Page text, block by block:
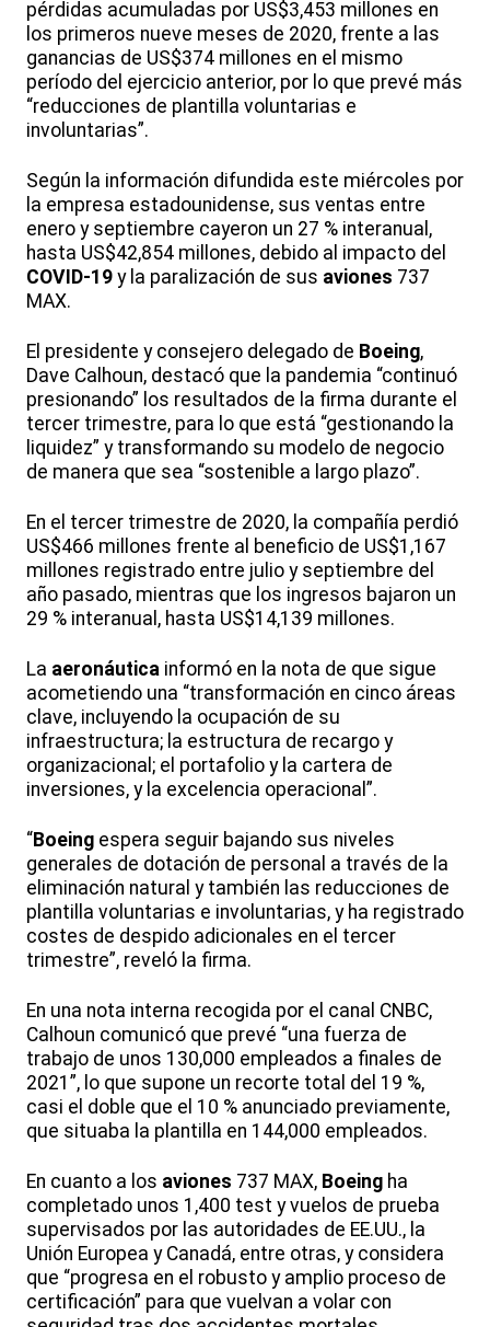
pérdidas acumuladas por US$3,453 millones en
los primeros nueve meses de 2020, frente a las
ganancias de US$374 millones en el mismo
período del ejercicio anterior, por lo que prevé más
“reducciones de plantilla voluntarias e
involuntarias”.
Según la información difundida este miércoles por
la empresa estadounidense, sus ventas entre
enero y septiembre cayeron un 27 % interanual,
hasta US$42,854 millones, debido al impacto del
COVID-19 y la paralización de sus aviones 737
MAX.
El presidente y consejero delegado de Boeing,
Dave Calhoun, destacó que la pandemia “continuó
presionando” los resultados de la firma durante el
tercer trimestre, para lo que está “gestionando la
liquidez” y transformando su modelo de negocio
de manera que sea “sostenible a largo plazo”.
En el tercer trimestre de 2020, la compañía perdió
US$466 millones frente al beneficio de US$1,167
millones registrado entre julio y septiembre del
año pasado, mientras que los ingresos bajaron un
29 % interanual, hasta US$14,139 millones.
La aeronáutica informó en la nota de que sigue
acometiendo una “transformación en cinco áreas
clave, incluyendo la ocupación de su
infraestructura; la estructura de recargo y
organizacional; el portafolio y la cartera de
inversiones, y la excelencia operacional”.
“Boeing espera seguir bajando sus niveles
generales de dotación de personal a través de la
eliminación natural y también las reducciones de
plantilla voluntarias e involuntarias, y ha registrado
costes de despido adicionales en el tercer
trimestre”, reveló la firma.
En una nota interna recogida por el canal CNBC,
Calhoun comunicó que prevé “una fuerza de
trabajo de unos 130,000 empleados a finales de
2021”, lo que supone un recorte total del 19 %,
casi el doble que el 10 % anunciado previamente,
que situaba la plantilla en 144,000 empleados.
En cuanto a los aviones 737 MAX, Boeing ha
completado unos 1,400 test y vuelos de prueba
supervisados por las autoridades de EE.UU., la
Unión Europea y Canadá, entre otras, y considera
que “progresa en el robusto y amplio proceso de
certificación” para que vuelvan a volar con